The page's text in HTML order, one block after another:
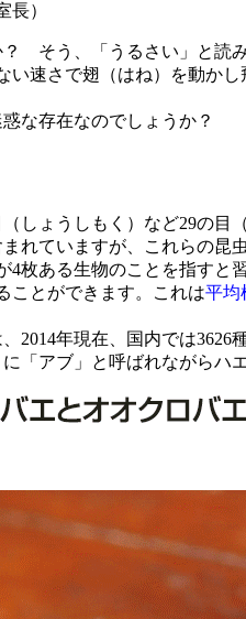
長）
そう、「うるさい」と読
い速さで翅（はね）を動か
な存在なのでしょうか？
しょうしもく）など29の目
れていますが、これらの昆
枚ある生物のことを指すと
ことができます。これは平均
年現在、国内では
「アブ」と呼ばれながらハ